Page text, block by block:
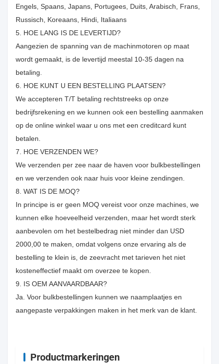
Engels, Spaans, Japans, Portugees, Duits, Arabisch, Frans,
Russisch, Koreaans, Hindi, Italiaans
5. HOE LANG IS DE LEVERTIJD?
Aangezien de spanning van de machinmotoren op maat
wordt gemaakt, is de levertijd meestal 10-35 dagen na
betaling.
6. HOE KUNT U EEN BESTELLING PLAATSEN?
We accepteren T/T betaling rechtstreeks op onze
bedrijfsrekening en we kunnen ook een bestelling aanmaken
op de online winkel waar u ons met een creditcard kunt
betalen.
7. HOE VERZENDEN WE?
We verzenden per zee naar de haven voor bulkbestellingen
en we verzenden ook naar huis voor kleine zendingen.
8. WAT IS DE MOQ?
In principe is er geen MOQ vereist voor onze machines, we
kunnen elke hoeveelheid verzenden, maar het wordt sterk
aanbevolen om het bestelbedrag niet minder dan USD
2000,00 te maken, omdat volgens onze ervaring als de
bestelling te klein is, de zeevracht met tarieven het niet
kosteneffectief maakt om overzee te kopen.
9. IS OEM AANVAARDBAAR?
Ja. Voor bulkbestellingen kunnen we naamplaatjes en
aangepaste verpakkingen maken in het merk van de klant.
Productmarkeringen